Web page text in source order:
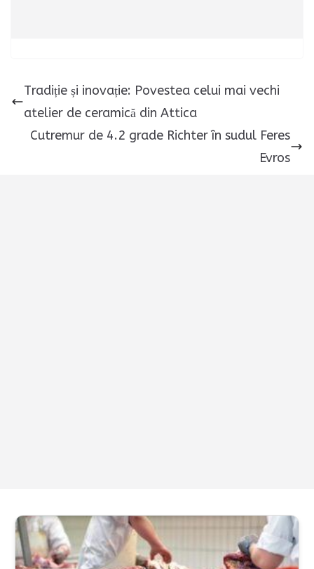
Tradiție și inovație: Povestea celui mai vechi
atelier de ceramică din Attica
Cutremur de 4.2 grade Richter în sudul Feres
Evros